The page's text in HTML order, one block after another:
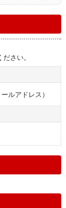
さい。
ールアドレス）